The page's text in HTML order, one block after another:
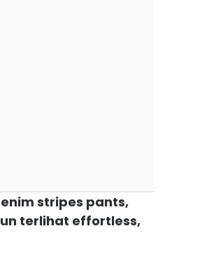
stripes pants,
terlihat effortless,